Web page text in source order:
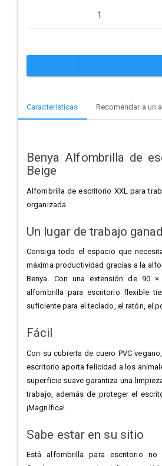
Características Recomendar a un
Benya Alfombrilla de
Beige
Alfombrilla de escritorio XXL para
organizada
Un lugar de trabajo
Consiga todo el espacio que
máxima productividad gracias a la
Benya. Con una extensión de 90
alfombrilla para escritorio flexible
suficiente para el teclado, el ratón, el
Fácil
Con su cubierta de cuero PVC
escritorio aporta felicidad a los
superficie suave garantiza una
trabajo, además de proteger el
¡Magnífica!
Sabe estar en su sitio
Está alfombrilla para escritorio no